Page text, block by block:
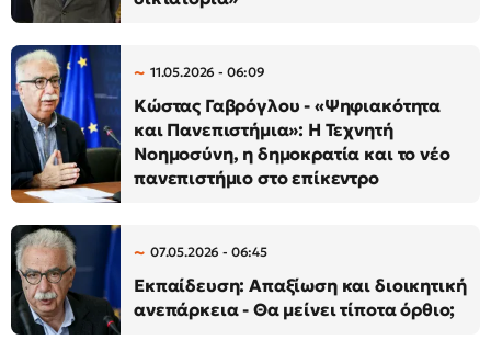
11.05.2026 - 06:09
Κώστας Γαβρόγλου - «Ψηφιακότητα
και Πανεπιστήμια»: Η Τεχνητή
Νοημοσύνη, η δημοκρατία και το νέο
πανεπιστήμιο στο επίκεντρο
07.05.2026 - 06:45
Εκπαίδευση: Απαξίωση και διοικητική
ανεπάρκεια - Θα μείνει τίποτα όρθιο;